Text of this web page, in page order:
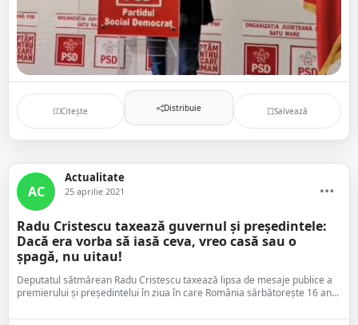
Citește Distribuie Salvează
AC
Actualitate
25 aprilie 2021
Radu Cristescu taxează guvernul și președintele:
Dacă era vorba să iasă ceva, vreo casă sau o
șpagă, nu uitau!
Deputatul sătmărean Radu Cristescu taxează lipsa de mesaje publice a
premierului și președintelui în ziua în care România sărbătorește 16 an...